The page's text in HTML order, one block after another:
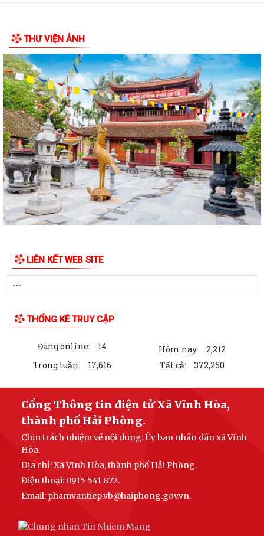
THƯ VIỆN ẢNH
LIÊN KẾT WEB SITE
THỐNG KÊ TRUY CẬP
Đang online: 14 Hôm nay:
2,212
Trong tuần:
17,616 Tất cả: 372,250
Cổng Thông tin điện tử Xã Vĩnh Hòa,
thành phố Hải Phòng.
Chịu trách nhiệm về nội dung: Ủy ban nhân dân xã Vĩnh
Hòa.
Địa chỉ: Xã Vĩnh Hòa, thành phố Hải Phòng.
Điện thoại: 0915 541 872.
Email: phamvantiep.vb@haiphong.gov.vn.